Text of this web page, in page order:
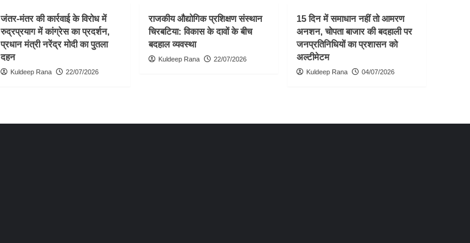
जंतर-मंतर की कार्रवाई के विरोध में
रुद्रप्रयाग में कांग्रेस का प्रदर्शन,
प्रधान मंत्री नरेंद्र मोदी का पुतला
दहन
Kuldeep Rana 22/07/2026
राजकीय औद्योगिक प्रशिक्षण संस्थान
चिरबटिया: विकास के दावों के बीच
बदहाल व्यवस्था
Kuldeep Rana 22/07/2026
15 दिन में समाधान नहीं तो आमरण
अनशन, चोपता बाजार की बदहाली पर
जनप्रतिनिधियों का प्रशासन को
अल्टीमेटम
Kuldeep Rana 04/07/2026